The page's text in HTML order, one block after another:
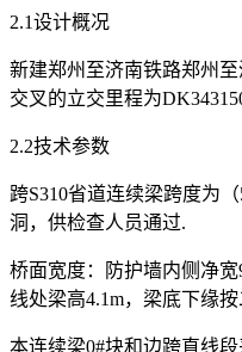
2.1设计概况
新建郑州至济南铁路郑州至
交叉的立交里程为
2.2技术参数
跨S310省道连续梁跨度为
洞，供检查人员通过.
桥面宽度：防护墙内侧净宽
线处梁高4.1m，梁底下缘
本连续梁0#块和边跨直线